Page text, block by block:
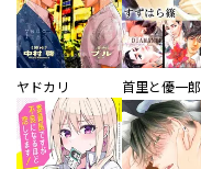
ヤドカリ 首里と優一郎